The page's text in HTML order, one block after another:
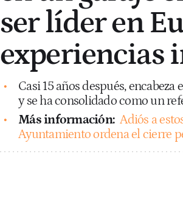
ser líder en
experiencias
Casi 15 años después,
y se ha consolidado como un
Más información: Adiós a
Ayuntamiento ordena el cierre